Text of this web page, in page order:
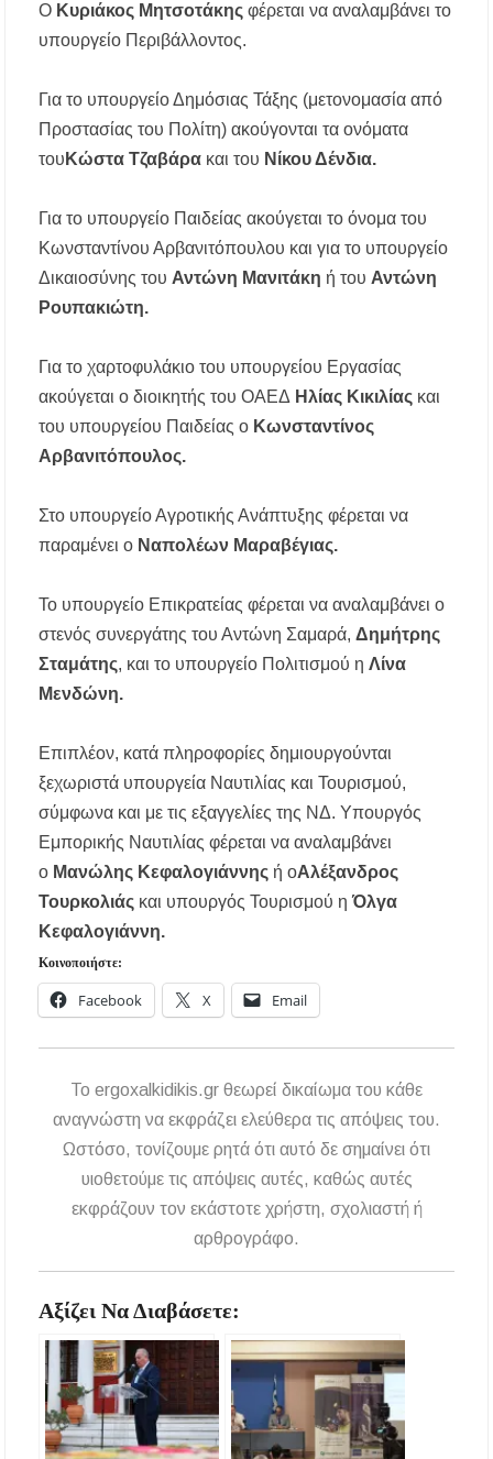
Ο Κυριάκος Μητσοτάκης φέρεται να αναλαμβάνει το
υπουργείο Περιβάλλοντος.
Για το υπουργείο Δημόσιας Τάξης (μετονομασία από
Προστασίας του Πολίτη) ακούγονται τα ονόματα
του Κώστα Τζαβάρα και του Νίκου Δένδια.
Για το υπουργείο Παιδείας ακούγεται το όνομα του
Κωνσταντίνου Αρβανιτόπουλου και για το υπουργείο
Δικαιοσύνης του Αντώνη Μανιτάκη ή του Αντώνη
Ρουπακιώτη.
Για το χαρτοφυλάκιο του υπουργείου Εργασίας
ακούγεται ο διοικητής του ΟΑΕΔ Ηλίας Κικιλίας και
του υπουργείου Παιδείας ο Κωνσταντίνος
Αρβανιτόπουλος.
Στο υπουργείο Αγροτικής Ανάπτυξης φέρεται να
παραμένει ο Ναπολέων Μαραβέγιας.
Το υπουργείο Επικρατείας φέρεται να αναλαμβάνει ο
στενός συνεργάτης του Αντώνη Σαμαρά,Δημήτρης
Σταμάτης, και το υπουργείο Πολιτισμού ηΛίνα
Μενδώνη.
Επιπλέον, κατά πληροφορίες δημιουργούνται
ξεχωριστά υπουργεία Ναυτιλίας και Τουρισμού,
σύμφωνα και με τις εξαγγελίες της ΝΔ. Υπουργός
Εμπορικής Ναυτιλίας φέρεται να αναλαμβάνει
ο Mανώλης Κεφαλογιάννης ή οΑλέξανδρος
Τουρκολιάς και υπουργός Τουρισμού ηΌλγα
Κεφαλογιάννη.
Κοινοποιήστε:
Facebook X Email
To ergoxalkidikis.gr θεωρεί δικαίωμα του κάθε
αναγνώστη να εκφράζει ελεύθερα τις απόψεις του.
Ωστόσο, τονίζουμε ρητά ότι αυτό δε σημαίνει ότι
υιοθετούμε τις απόψεις αυτές, καθώς αυτές
εκφράζουν τον εκάστοτε χρήστη, σχολιαστή ή
αρθρογράφο.
Αξίζει Να Διαβάσετε: